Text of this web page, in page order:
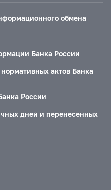
обмена
Банка России
актов Банка
России
дней и перенесенных